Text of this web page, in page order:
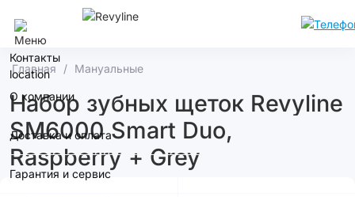
Контакты
О компании
Доставка и оплата
Гарантия и сервис
Главная Мануальные
Набор зубных щеток Revyline
SM6000 Smart Duo,
Raspberry + Grey